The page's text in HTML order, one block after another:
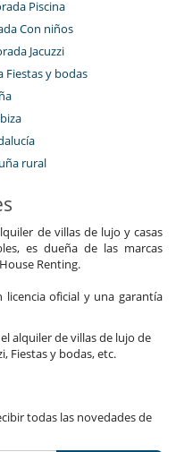
Piscina
Con niños
Jacuzzi
Fiestas y bodas
rural
de villas de lujo y casas
es dueña de las marcas
Renting.
licencia oficial y una garantía
alquiler de villas de lujo de
Fiestas y bodas, etc.
todas las novedades de